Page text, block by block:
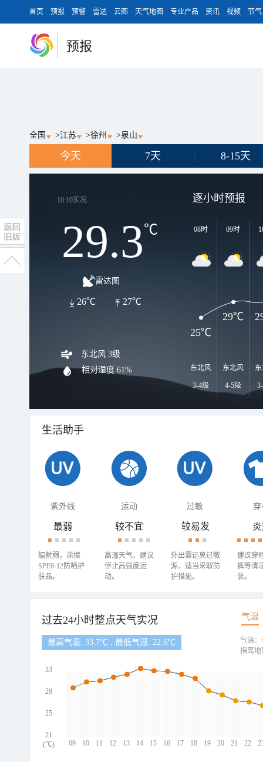
首页 预报 预警 雷达 云图 天气地图 专业产品 资讯 视频 节气
预报
全国 >江苏 >徐州 >泉山
今天 7天 8-15天
10:10实况
29.3℃
雷达图
27℃
26℃
东北风 3级
相对湿度 61%
逐小时预报
08时
东北风
3-4级
09时
东北风
4-5级
25℃
29℃
生活助手
紫外线 运动 过敏 穿
最弱
辐射弱，涂擦
SPF8-12防晒护
肤品。
较不宜
高温天气，建议
停止高强度运
动。
较易发
外出需远离过敏
源，适当采取防
护措施。
建议穿
裤等清
装。
过去24小时整点天气实况 气温
最高气温: 33.7℃ , 最低气温: 22.6℃
09 10 11 12 13 14 15 16 17 18 19 20 21 22
33
29
25
21
(℃)
气温：
指离地